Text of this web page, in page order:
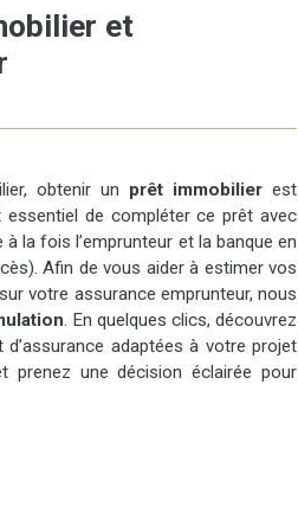
services
et
et
obtenir un prêt immobilierest
de compléter ce prêt avec
à la fois l’emprunteur et la banque en
Afin de vous aider à estimer vos
votre assurance emprunteur, nous
. En quelques clics, découvrez
adaptées à votre projet
prenez une décision éclairée pour